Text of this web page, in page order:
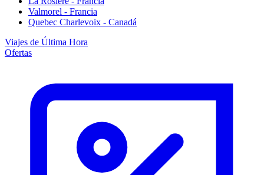
Valmorel - Francia
Quebec Charlevoix - Canadá
Viajes de Última Hora
Ofertas